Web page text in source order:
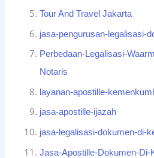
Tour And Travel Jakarta
jasa-pengurusan-legalisasi-
Perbedaan-Legalisasi-
Notaris
layanan-apostille-
jasa-apostille-ijazah
jasa-legalisasi-dokumen-di-
Jasa-Apostille-Dokumen-Di-